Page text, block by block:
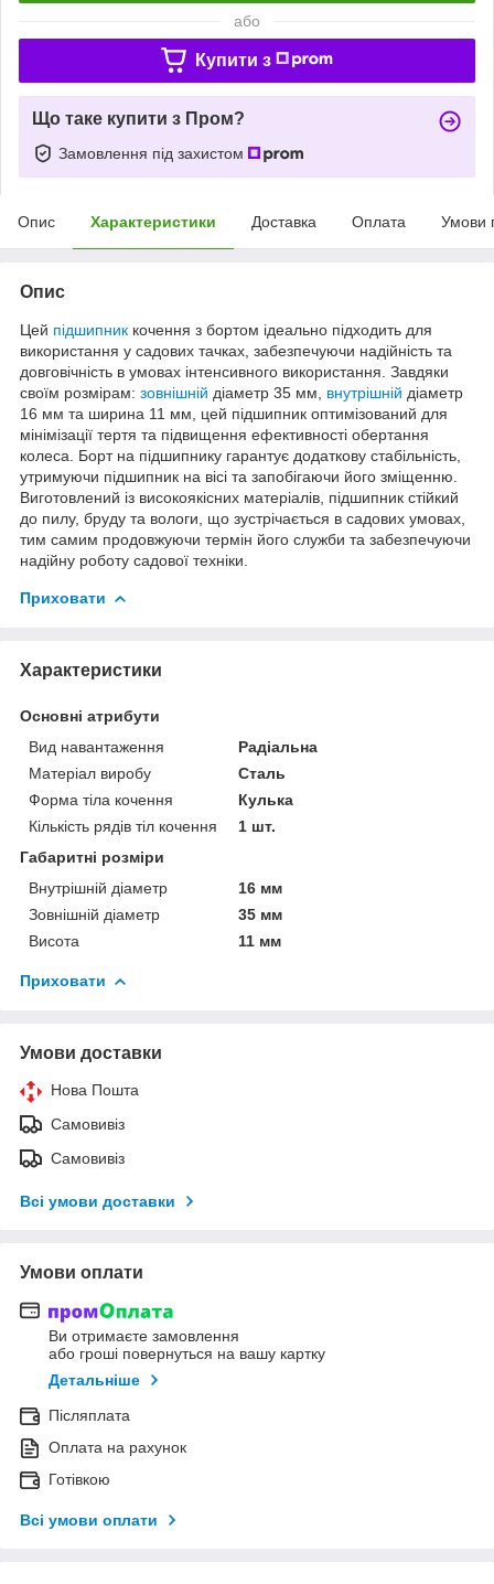
або
Купити з
Що таке купити з Пром?
Замовлення під захистом
Опис Характеристики Доставка Оплата Умови
Опис
Цей підшипник кочення з бортом ідеально підходить для
використання у садових тачках, забезпечуючи надійність та
довговічність в умовах інтенсивного використання. Завдяки
своїм розмірам: зовнішній діаметр 35 мм, внутрішній діаметр
16 мм та ширина 11 мм, цей підшипник оптимізований для
мінімізації тертя та підвищення ефективності обертання
колеса. Борт на підшипнику гарантує додаткову стабільність,
утримуючи підшипник на вісі та запобігаючи його зміщенню.
Виготовлений із високоякісних матеріалів, підшипник стійкий
до пилу, бруду та вологи, що зустрічається в садових умовах,
тим самим продовжуючи термін його служби та забезпечуючи
надійну роботу садової техніки.
Приховати
Характеристики
Основні атрибути
Вид навантаження
Радіальна
Матеріал виробу
Сталь
Форма тіла кочення
Кулька
Кількість рядів тіл кочення
1 шт.
Габаритні розміри
Внутрішній діаметр
16 мм
Зовнішній діаметр
35 мм
Висота
11 мм
Приховати
Умови доставки
Нова Пошта
Самовивіз
Самовивіз
Всі умови доставки
Умови оплати
Ви отримаєте замовлення
або гроші повернуться на вашу картку
Детальніше
Післяплата
Оплата на рахунок
Готівкою
Всі умови оплати